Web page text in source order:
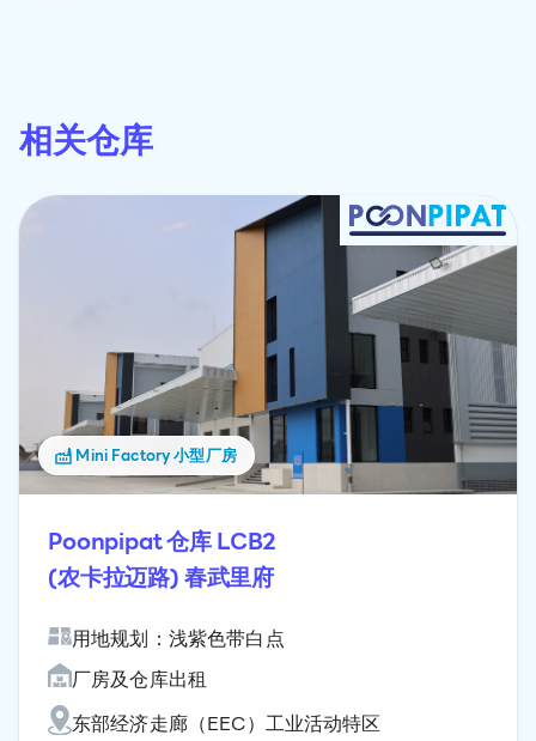
相关仓库
Mini Factory 小型厂房
Poonpipat 仓库 LCB2
(农卡拉迈路) 春武里府
用地规划：浅紫色带白点
厂房及仓库出租
东部经济走廊（EEC）工业活动特区